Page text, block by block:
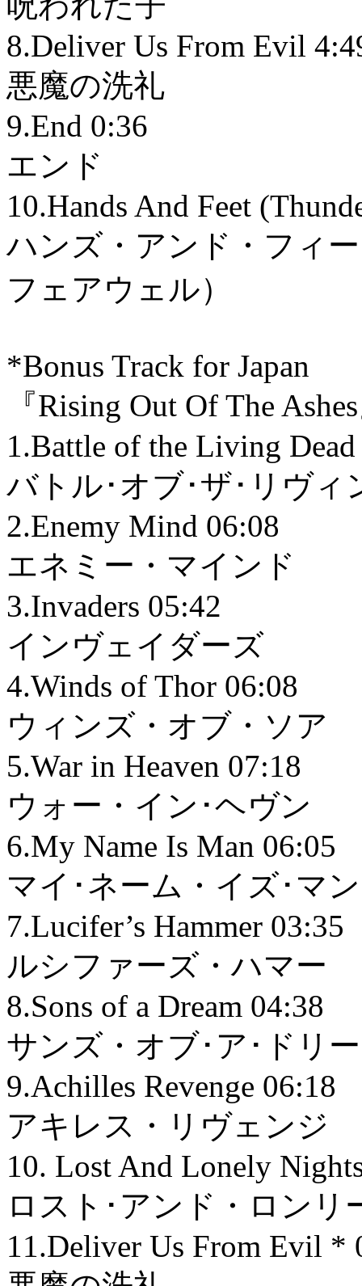
8.Deliver Us From Evil
悪魔の洗礼
9.End 0:36
エンド
10.Hands And Feet
ハンズ・アンド・フィ
フェアウェル）
*Bonus Track for Japan
『Rising Out Of The
1.Battle of the Living
バトル･オブ･ザ･リヴィ
2.Enemy Mind 06:08
エネミー・マインド
3.Invaders 05:42
インヴェイダーズ
4.Winds of Thor 06:08
ウィンズ・オブ・ソア
5.War in Heaven 07:18
ウォー・イン･ヘヴン
6.My Name Is Man 06:05
マイ･ネーム・イズ･マン
7.Lucifer’s Hammer 03:35
ルシファーズ・ハマー
8.Sons of a Dream 04:38
サンズ・オブ･ア･ドリ
9.Achilles Revenge 06:18
アキレス・リヴェンジ
10. Lost And Lonely
ロスト･アンド・ロンリ
11.Deliver Us From Evil *